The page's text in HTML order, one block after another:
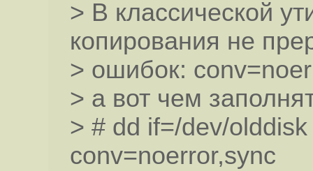
> В классической
копирования не
> ошибок:
> а вот чем
> # dd if=/dev/
conv=noerror,sync